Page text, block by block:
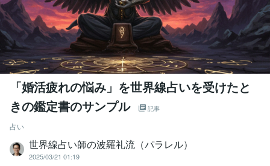
「婚活疲れの悩み」を世界線占いを受けたと
きの鑑定書のサンプル
記事
占い
世界線占い師の波羅礼流（パラレル）
2025/03/21 01:19